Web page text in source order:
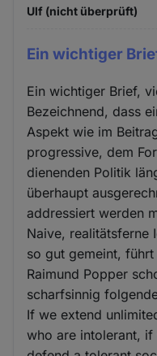
Ulf (nicht überprüft)
Ein wichtiger
Ein wichtiger Brief,
Bezeichnend, dass
Aspekt wie im
progressive, dem
dienenden Politik
überhaupt
addressiert werden
Naive, realitätsferne
so gut gemeint,
Raimund Popper
scharfsinnig
If we extend
who are intolerant,